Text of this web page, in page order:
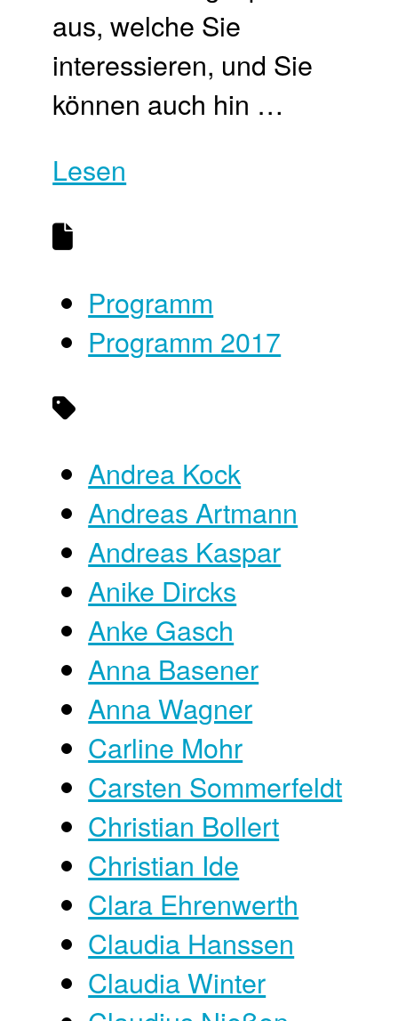
aus, welche Sie
interessieren, und Sie
können auch hin …
Lesen
Programm
Programm 2017
Andrea Kock
Andreas Artmann
Andreas Kaspar
Anike Dircks
Anke Gasch
Anna Basener
Anna Wagner
Carline Mohr
Carsten Sommerfeldt
Christian Bollert
Christian Ide
Clara Ehrenwerth
Claudia Hanssen
Claudia Winter